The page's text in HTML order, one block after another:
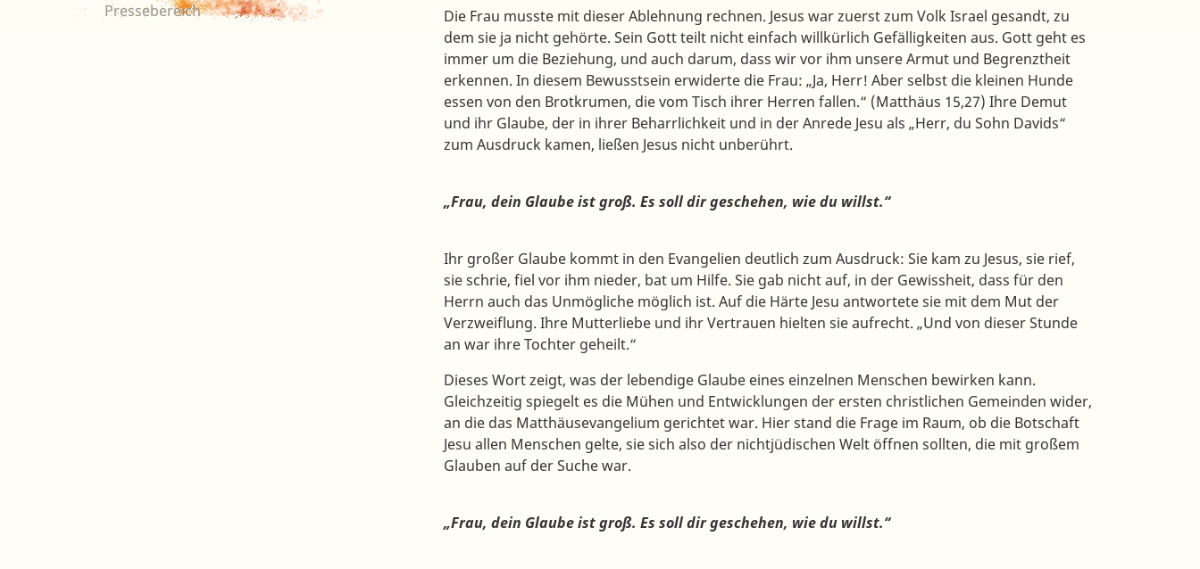
Die Frau musste mit dieser Ablehnung rechnen. Jesus war zuerst zum Volk Israel gesandt, zu
dem sie ja nicht gehörte. Sein Gott teilt nicht einfach willkürlich Gefälligkeiten aus. Gott geht es
immer um die Beziehung, und auch darum, dass wir vor ihm unsere Armut und Begrenztheit
erkennen. In diesem Bewusstsein erwiderte die Frau: „Ja, Herr! Aber selbst die kleinen Hunde
essen von den Brotkrumen, die vom Tisch ihrer Herren fallen.“ (Matthäus 15,27) Ihre Demut
und ihr Glaube, der in ihrer Beharrlichkeit und in der Anrede Jesu als „Herr, du Sohn Davids“
zum Ausdruck kamen, ließen Jesus nicht unberührt.
„Frau, dein Glaube ist groß. Es soll dir geschehen, wie du willst.“
Ihr großer Glaube kommt in den Evangelien deutlich zum Ausdruck: Sie kam zu Jesus, sie rief,
sie schrie, fiel vor ihm nieder, bat um Hilfe. Sie gab nicht auf, in der Gewissheit, dass für den
Herrn auch das Unmögliche möglich ist. Auf die Härte Jesu antwortete sie mit dem Mut der
Verzweiflung. Ihre Mutterliebe und ihr Vertrauen hielten sie aufrecht. „Und von dieser Stunde
an war ihre Tochter geheilt.“
Dieses Wort zeigt, was der lebendige Glaube eines einzelnen Menschen bewirken kann.
Gleichzeitig spiegelt es die Mühen und Entwicklungen der ersten christlichen Gemeinden wider,
an die das Matthäusevangelium gerichtet war. Hier stand die Frage im Raum, ob die Botschaft
Jesu allen Menschen gelte, sie sich also der nichtjüdischen Welt öffnen sollten, die mit großem
Glauben auf der Suche war.
„Frau, dein Glaube ist groß. Es soll dir geschehen, wie du willst.“
Pressebereich